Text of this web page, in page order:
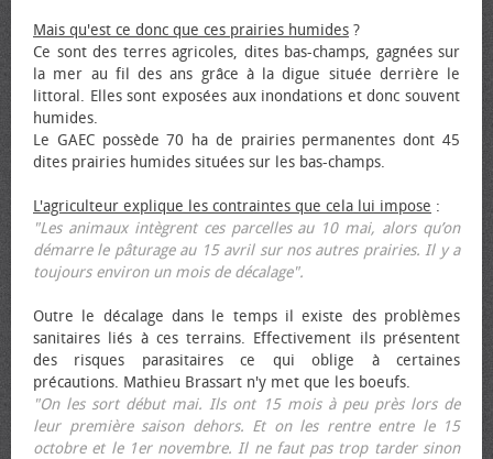
Mais qu'est ce donc que ces prairies humides ?
Ce sont des terres agricoles, dites bas-champs, gagnées sur
la mer au fil des ans grâce à la digue située derrière le
littoral. Elles sont exposées aux inondations et donc souvent
humides.
Le GAEC possède 70 ha de prairies permanentes dont 45
dites prairies humides situées sur les bas-champs.
L'agriculteur explique les contraintes que cela lui impose :
"Les animaux intègrent ces parcelles au 10 mai, alors qu’on
démarre le pâturage au 15 avril sur nos autres prairies. Il y a
toujours environ un mois de décalage".
Outre le décalage dans le temps il existe des problèmes
sanitaires liés à ces terrains. Effectivement ils présentent
des risques parasitaires ce qui oblige à certaines
précautions. Mathieu Brassart n'y met que les bœufs.
"On les sort début mai. Ils ont 15 mois à peu près lors de
leur première saison dehors. Et on les rentre entre le 15
octobre et le 1er novembre. Il ne faut pas trop tarder sinon